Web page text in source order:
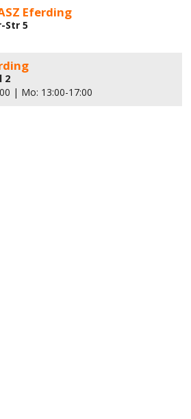
Eferding
Str 5
2
| Mo: 13:00-17:00